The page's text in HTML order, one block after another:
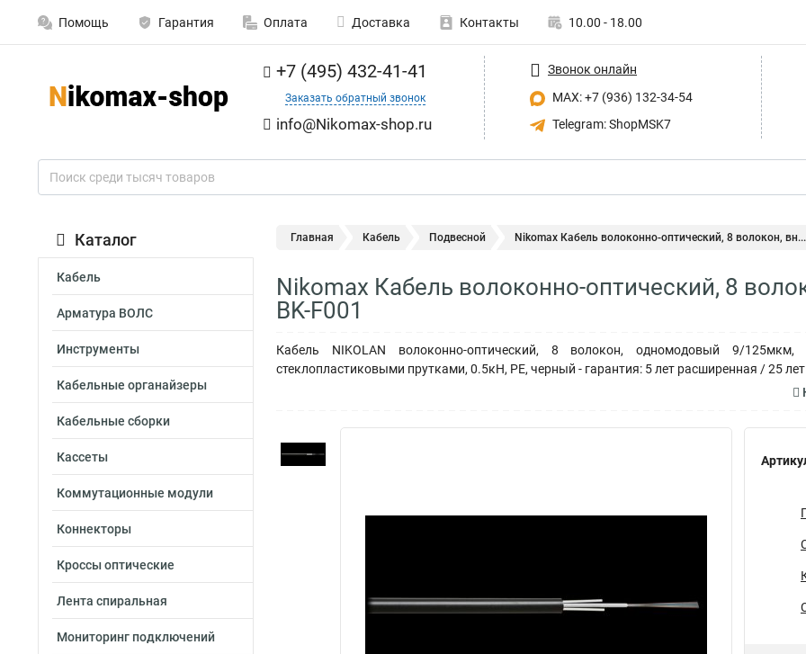
Помощь Гарантия Оплата Доставка Контакты 10.00 - 18.00
+7 (495) 432-41-41
Заказать обратный звонок
info@Nikomax-shop.ru
Звонок онлайн
MAX: +7 (936) 132-34-54
Telegram: ShopMSK7
Каталог
Кабель
Арматура ВОЛС
Инструменты
Кабельные органайзеры
Кабельные сборки
Кассеты
Коммутационные модули
Коннекторы
Кроссы оптические
Лента спиральная
Мониторинг подключений
Главная Кабель Подвесной Nikomax Кабель волоконно-оптический, 8 волокон, вн...
Nikomax Кабель волоконно-оптический, 8
BK-F001
Кабель NIKOLAN волоконно-оптический, 8 волокон, одномодовый 9/
стеклопластиковыми прутками, 0.5кН, PE, черный - гарантия: 5 лет расширенная / 25